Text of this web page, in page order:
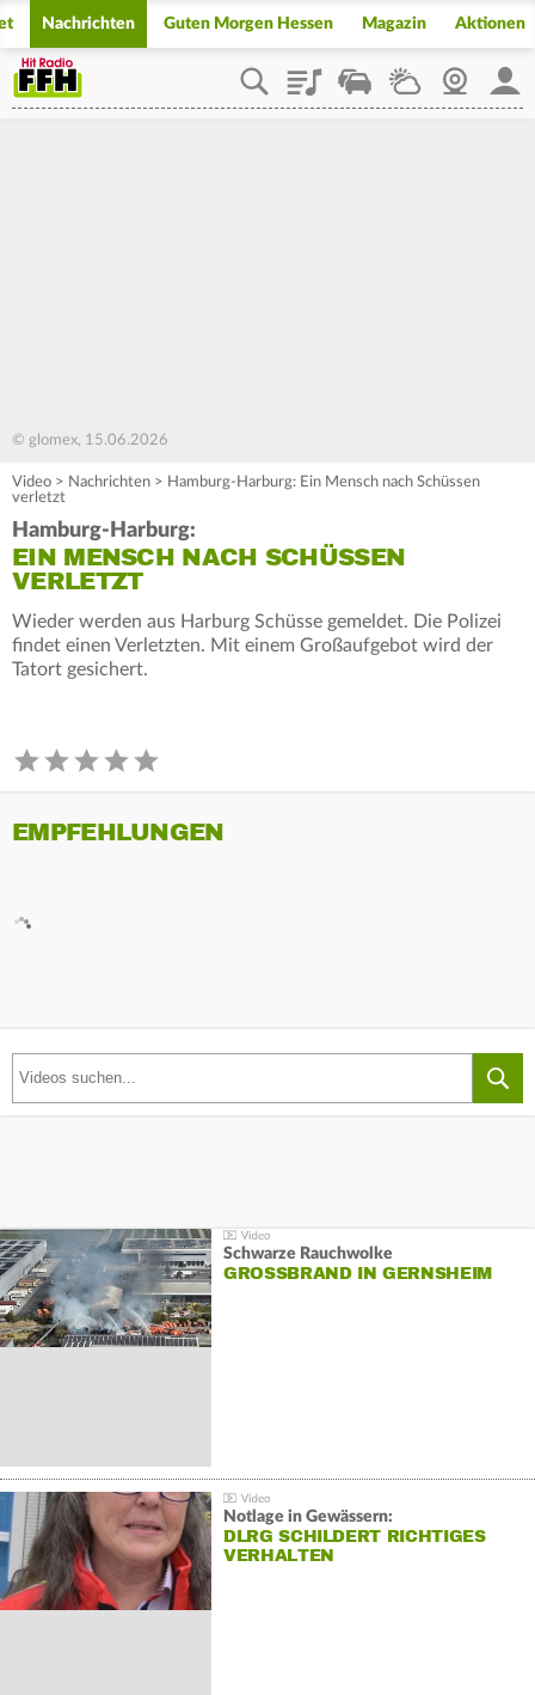
Nachrichten Guten Morgen Hessen Magazin Aktionen
PlaylistStaupilotWetterWebcam
© glomex, 15.06.2026
Video > Nachrichten > Hamburg-Harburg: Ein Mensch nach Schüssen
verletzt
Hamburg-Harburg:
EIN MENSCH NACH SCHÜSSEN
VERLETZT
Wieder werden aus Harburg Schüsse gemeldet. Die Polizei
findet einen Verletzten. Mit einem Großaufgebot wird der
Tatort gesichert.
EMPFEHLUNGEN
Schwarze Rauchwolke
GROSSBRAND IN GERNSHEIM
Notlage in Gewässern:
DLRG SCHILDERT RICHTIGES
VERHALTEN